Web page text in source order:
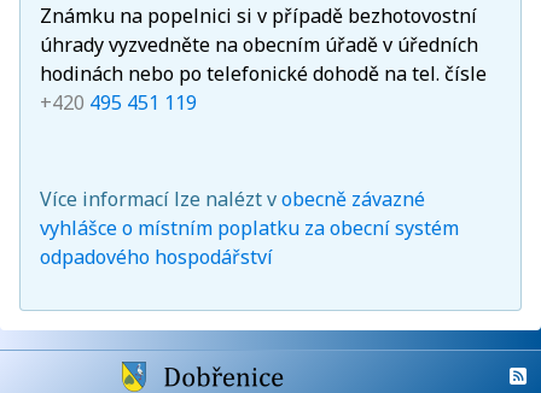
Známku na popelnici si v případě bezhotovostní
úhrady vyzvedněte na obecním úřadě v úředních
hodinách nebo po telefonické dohodě na tel. čísle
+420 495 451 119
Více informací lze nalézt vobecně závazné
vyhlášce o místním poplatku za obecní systém
odpadového hospodářství